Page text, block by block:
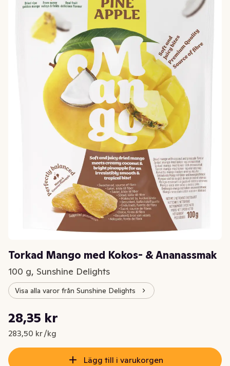
Torkad Mango med Kokos- & Ananassmak
100 g, Sunshine Delights
Visa alla varor från Sunshine Delights
Nuvarande pris är: 28,35 kr
28,35 kr
283,50 kr /kg
Styckpris: 283,50 kr /kg
Lägg till i varukorgen